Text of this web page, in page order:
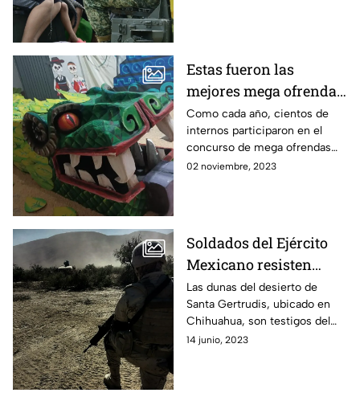
Estas fueron las
mejores mega ofrendas
del Día de Muertos 2023
de los Reclusorios de la
CDMX
Como cada año, cientos de
internos participaron en el
concurso de mega ofrendas
del Día de Muertos 2023
02 noviembre, 2023
Soldados del Ejército
Mexicano resisten
entrenamiento en el
desierto de Chihuahua
Las dunas del desierto de
Santa Gertrudis, ubicado en
Chihuahua, son testigos del
arduo entrenamiento que
14 junio, 2023